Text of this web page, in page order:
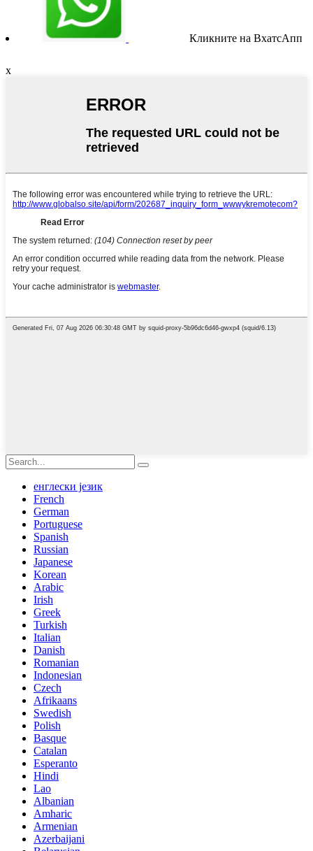
Кликните на ВхатсАпп
x
енглески језик
French
German
Portuguese
Spanish
Russian
Japanese
Korean
Arabic
Irish
Greek
Turkish
Italian
Danish
Romanian
Indonesian
Czech
Afrikaans
Swedish
Polish
Basque
Catalan
Esperanto
Hindi
Lao
Albanian
Amharic
Armenian
Azerbaijani